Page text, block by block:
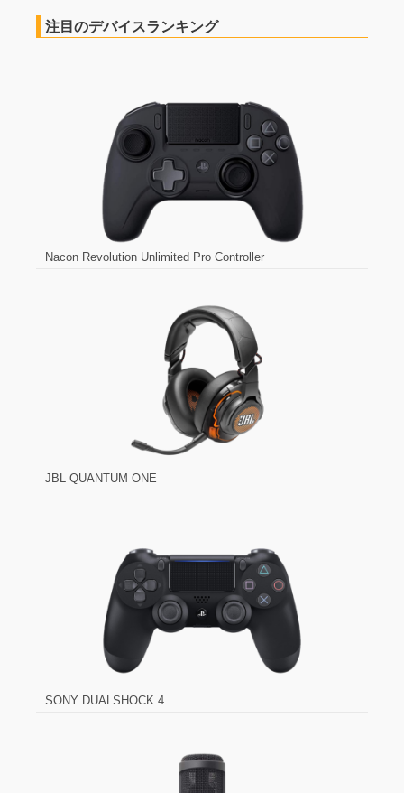
注目のデバイスランキング
Nacon Revolution Unlimited Pro Controller
JBL QUANTUM ONE
SONY DUALSHOCK 4